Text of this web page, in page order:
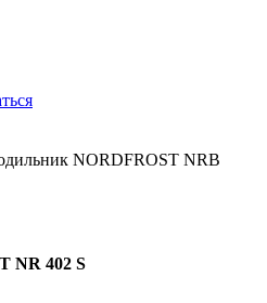
NORDFROST NRB
NR 402 S